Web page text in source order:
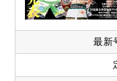
最新